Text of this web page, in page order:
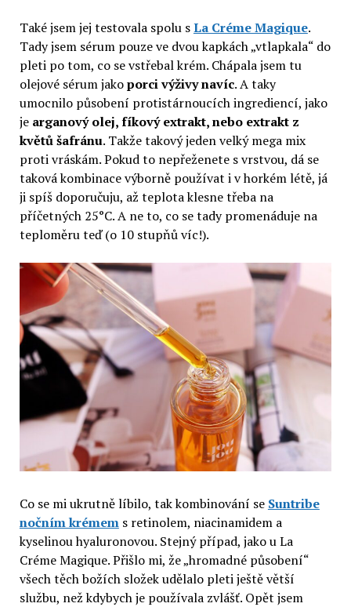
Také jsem jej testovala spolu sLa Créme Magique.
Tady jsem sérum pouze ve dvou kapkách „vtlapkala“ do
pleti po tom, co se vstřebal krém. Chápala jsem tu
olejové sérum jakoporci výživy navíc. A taky
umocnilo působení protistárnoucích ingrediencí, jako
je arganový olej, fíkový extrakt, nebo extrakt z
květů šafránu. Takže takový jeden velký mega mix
proti vráskám. Pokud to nepřeženete s vrstvou, dá se
taková kombinace výborně používat i v horkém létě, já
ji spíš doporučuju, až teplota klesne třeba na
příčetných 25°C. A ne to, co se tady promenáduje na
teploměru teď (o 10 stupňů víc!).
Co se mi ukrutně líbilo, tak kombinování se Suntribe
nočním krémems retinolem, niacinamidem a
kyselinou hyaluronovou. Stejný případ, jako u La
Créme Magique. Přišlo mi, že „hromadné působení“
všech těch božích složek udělalo pleti ještě větší
službu, než kdybych je používala zvlášť. Opět jsem